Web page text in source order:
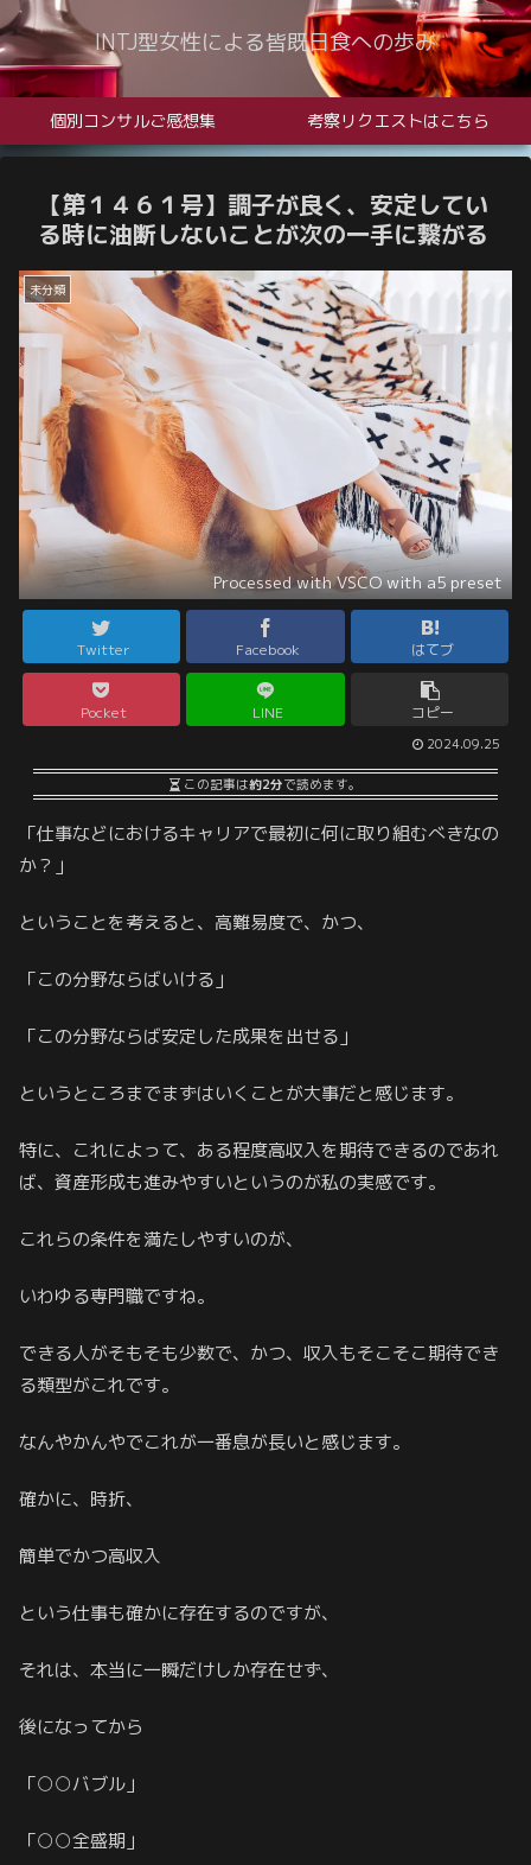
INTJ型女性による皆既日食への歩み
個別コンサルご感想集 考察リクエストはこちら
【第１４６１号】調子が良く、安定してい
る時に油断しないことが次の一手に繋がる
未分類
Processed with VSCO with a5 preset
Twitter Facebook はてブ
Pocket LINE コピー
2024.09.25
この記事は約2分で読めます。
「仕事などにおけるキャリアで最初に何に取り組むべきなの
か？」
ということを考えると、高難易度で、かつ、
「この分野ならばいける」
「この分野ならば安定した成果を出せる」
というところまでまずはいくことが大事だと感じます。
特に、これによって、ある程度高収入を期待できるのであれ
ば、資産形成も進みやすいというのが私の実感です。
これらの条件を満たしやすいのが、
いわゆる専門職ですね。
できる人がそもそも少数で、かつ、収入もそこそこ期待でき
る類型がこれです。
なんやかんやでこれが一番息が長いと感じます。
確かに、時折、
簡単でかつ高収入
という仕事も確かに存在するのですが、
それは、本当に一瞬だけしか存在せず、
後になってから
「○○バブル」
「○○全盛期」